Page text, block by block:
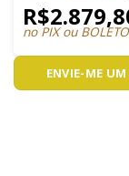
R$
no PIX ou BOLETO
ENVIE-ME